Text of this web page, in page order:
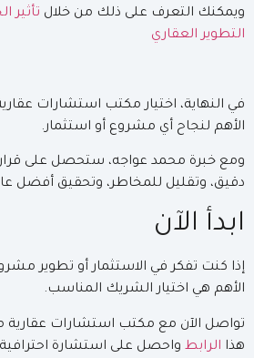
ويمكنك التعرف على ذلك من خلال تأثير
التطوير العقاري
في النهاية، اختيار مكتب استشارات
الأهم لنجاح أي مشروع أو استثمار.
ومع خبرة محمد عواجه، ستحصل على
دقيق، وتقليل للمخاطر، وتحقيق أفضل
ابدأ الآن
إذا كنت تفكر في الاستثمار أو تطوير
الأهم هي اختيار الشريك المناسب.
تواصل الآن مع مكتب استشارات عقارية
هذا الرابط واحصل على استشارة